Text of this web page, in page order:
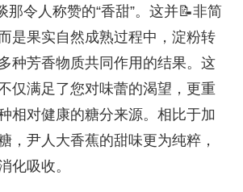
那令人称赞的“香甜”。这并📝非简
是果实自然成熟过程中，淀粉转
种芳香物质共同作用的结果。这
仅满足了您对味蕾的渴望，更重
相对健康的糖分来源。相比于加
，尹人大香蕉的甜味更为纯粹，
化吸收。